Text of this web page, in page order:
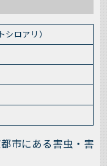
ロアリ）
市にある害虫・害